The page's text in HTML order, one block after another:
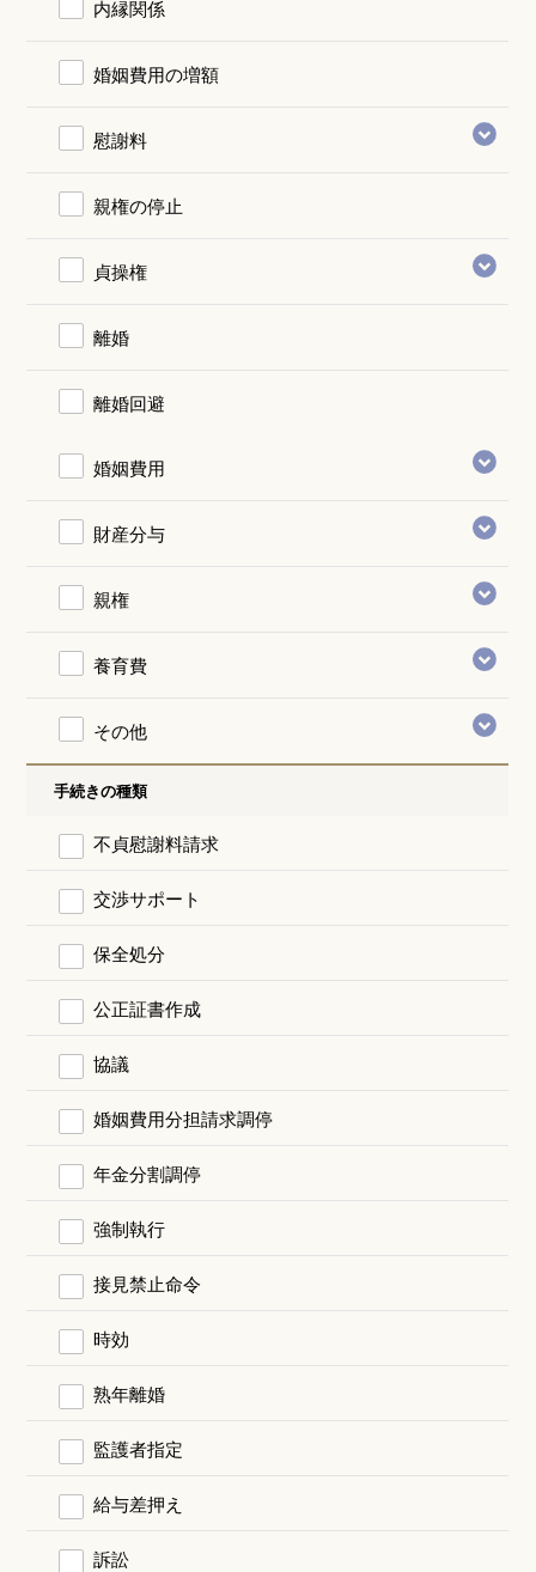
内縁関係
婚姻費用の増額
慰謝料
親権の停止
貞操権
離婚
離婚回避
婚姻費用
財産分与
親権
養育費
その他
手続きの種類
不貞慰謝料請求
交渉サポート
保全処分
公正証書作成
協議
婚姻費用分担請求調停
年金分割調停
強制執行
接見禁止命令
時効
熟年離婚
監護者指定
給与差押え
訴訟